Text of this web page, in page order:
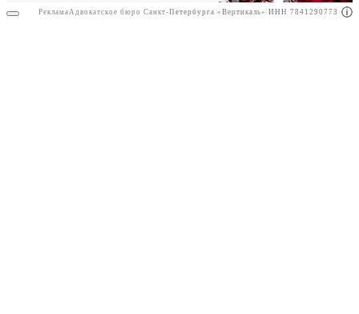
Реклама АО"Право.ру" ИНН: 7708095468
Реклама Адвокатское бюро Санкт-Петербурга «Вертикаль» ИНН 7841290773